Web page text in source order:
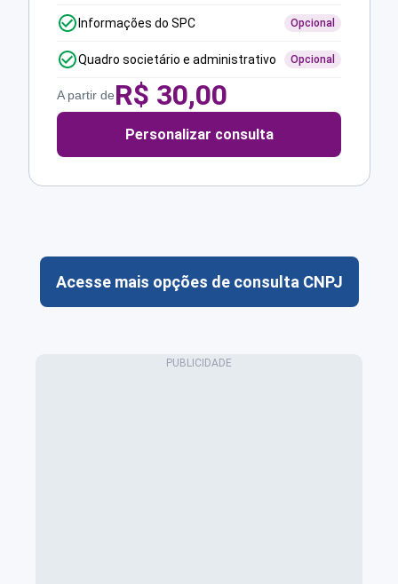
Informações do SPC Opcional
Quadro societário e administrativo Opcional
A partir deR$ 30,00
Personalizar consulta
Acesse mais opções de consulta CNPJ